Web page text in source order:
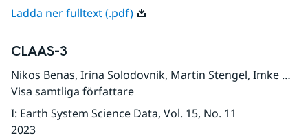
Ladda ner fulltext (.pdf)
CLAAS-3
Nikos Benas, Irina Solodovnik, Martin Stengel, Imke Hueser
Visa samtliga författare
I: Earth System Science Data, Vol. 15, No. 11
2023